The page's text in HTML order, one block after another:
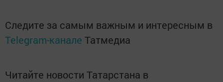
Следите за самым важным и интересным в
Telegram-канале Татмедиа
Читайте новости Татарстана в